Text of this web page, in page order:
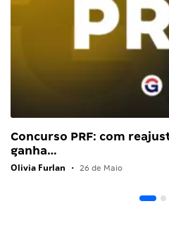
Concurso PRF: com
ganha…
Olivia Furlan • 26 de Maio